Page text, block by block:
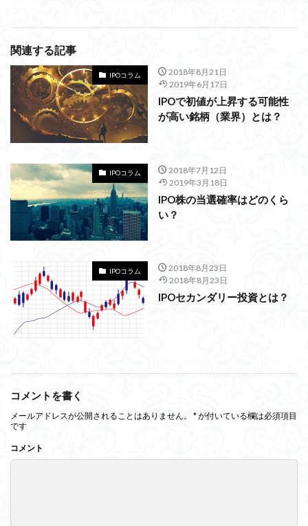
関連する記事
IPOコラム
2018年8月21日
2019年6月17日
IPOで初値が上昇する可能性
が高い銘柄（業界）とは？
IPOコラム
2018年7月12日
2019年3月18日
IPO株の当選確率はどのくら
い？
IPOコラム
2018年8月23日
2018年8月23日
IPOセカンダリー投資とは？
コメントを書く
メールアドレスが公開されることはありません。 *が付いている欄は必須項目
です
コメント